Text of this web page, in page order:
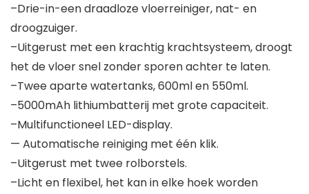
–Drie-in-een draadloze vloerreiniger, nat- en
droogzuiger.
–Uitgerust met een krachtig krachtsysteem, droogt
het de vloer snel zonder sporen achter te laten.
–Twee aparte watertanks, 600ml en 550ml.
–5000mAh lithiumbatterij met grote capaciteit.
–Multifunctioneel LED-display.
— Automatische reiniging met één klik.
–Uitgerust met twee rolborstels.
–Licht en flexibel, het kan in elke hoek worden